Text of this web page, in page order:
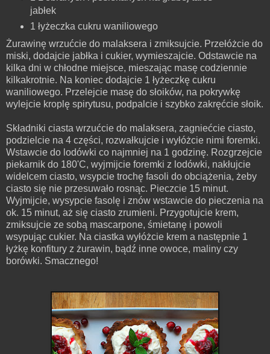
jabłek
1 łyżeczka cukru waniliowego
Żurawinę wrzućcie do malaksera i zmiksujcie. Przełóżcie do
miski, dodajcie jabłka i cukier, wymieszajcie. Odstawcie na
kilka dni w chłodne miejsce, mieszając masę codziennie
kilkakrotnie. Na koniec dodajcie 1 łyżeczkę cukru
waniliowego. Przelejcie masę do słoików, na pokrywkę
wylejcie kroplę spirytusu, podpalcie i szybko zakręćcie słoik.
Składniki ciasta wrzućcie do malaksera, zagniećcie ciasto,
podzielcie na 4 części, rozwałkujcie i wyłóżcie nimi foremki.
Wstawcie do lodówki co najmniej na 1 godzinę. Rozgrzejcie
piekarnik do 180'C, wyjmijcie foremki z lodówki, nakłujcie
widelcem ciasto, wsypcie trochę fasoli do obciążenia, żeby
ciasto się nie przesuwało rosnąc. Pieczcie 15 minut.
Wyjmijcie, wysypcie fasolę i znów wstawcie do pieczenia na
ok. 15 minut, aż się ciasto zrumieni. Przygotujcie krem,
zmiksujcie ze sobą mascarpone, śmietanę i powoli
wsypując cukier. Na ciastka wyłóżcie krem a następnie 1
łyżkę konfitury z żurawin, bądź inne owoce, maliny czy
borówki. Smacznego!